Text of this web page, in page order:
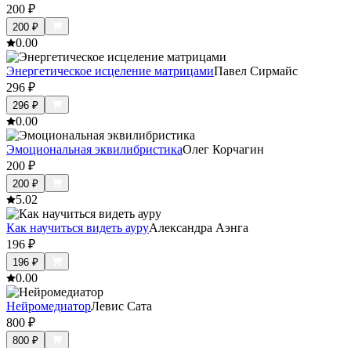
200 ₽
200 ₽
0.00
Энергетическое исцеление матрицамиПавел Сирмайс
296 ₽
296 ₽
0.00
Эмоциональная эквилибристикаОлег Корчагин
200 ₽
200 ₽
5.02
Как научиться видеть ауруАлександра Аэнга
196 ₽
196 ₽
0.00
НейромедиаторЛевис Сата
800 ₽
800 ₽